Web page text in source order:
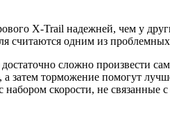
X-Trail надежней, чем у
считаются одним из
сложно произвести
а затем торможение помогут
набором скорости, не связанные